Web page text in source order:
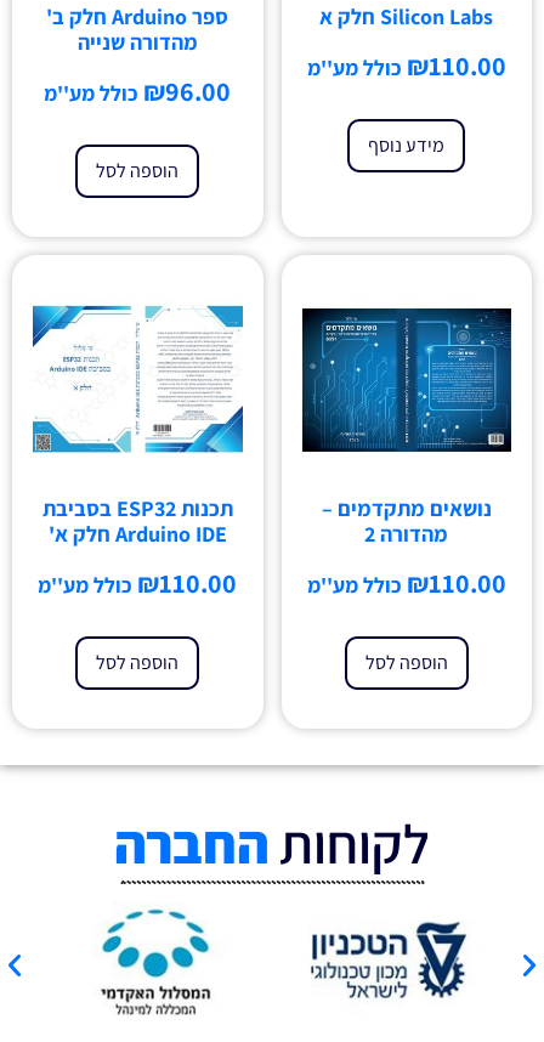
Silicon Labs חלק א
₪110.00 כולל מע''מ
מידע נוסף
ספר Arduino חלק ב'
מהדורה שנייה
₪96.00 כולל מע''מ
הוספה לסל
נושאים מתקדמים –
מהדורה 2
₪110.00 כולל מע''מ
הוספה לסל
תכנות ESP32 בסביבת
Arduino IDE חלק א'
₪110.00 כולל מע''מ
הוספה לסל
לקוחותהחברה